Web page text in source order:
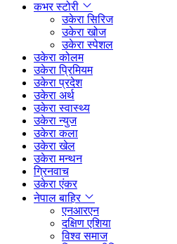
कभर स्टोरी
उकेरा सिरिज
उकेरा खोज
उकेरा स्पेशल
उकेरा कोलम
उकेरा प्रिमियम
उकेरा प्रदेश
उकेरा अर्थ
उकेरा स्वास्थ्य
उकेरा न्युज
उकेरा कला
उकेरा खेल
उकेरा मन्थन
ग्रिनवाच
उकेरा एंकर
नेपाल बाहिर
एनआरएन
दक्षिण एशिया
विश्व समाज